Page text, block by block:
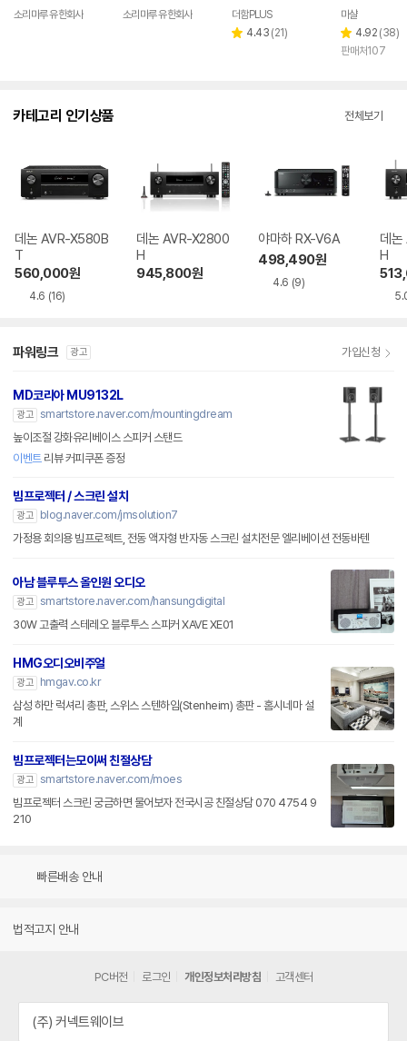
소리마루 유한회사
소리마루 유한회사
더함PLUS
별 4.43 리
(21)
마샬
별
점
4.92 리
뷰
(38)
판매처107
카테고리 인기상품 전체보기
데논 AVR-X580B
T
560,000원
4.6 (16)
데논 AVR-X2800
H
945,800원
야마하 RX-V6A
498,490원
4.6 (9)
데
H
파워링크 광고 가입신청
MD코리아 MU9132L
광고 smartstore.naver.com/mountingdream
높이조절 강화유리베이스 스피커 스탠드
이벤트리뷰 커피쿠폰 증정
빔프로젝터 / 스크린 설치
광고
blog.naver.com/jmsolution7
가정용 회의용 빔프로젝트, 전동 액자형 반자동 스크린 설치전문 엘리베이션 전동바텐
아남 블루투스 올인원 오디오
광고 smartstore.naver.com/hansungdigital
30W 고출력 스테레오 블루투스 스피커 XAVE XE01
HMG오디오비주얼
광고
hmgav.co.kr
삼성 하만 럭셔리 총판, 스위스 스텐하임(Stenheim) 총판 - 홈시네마 설
계
빔프로젝터는모이써 친절상담
광고 smartstore.naver.com/moes
빔프로젝터 스크린 궁금하면 물어보자 전국시공 친절상담 070 4754 9
210
빠른배송 안내
법적고지 안내
PC버전 로그인 개인정보처리방침 고객센터
(주) 커넥트웨이브